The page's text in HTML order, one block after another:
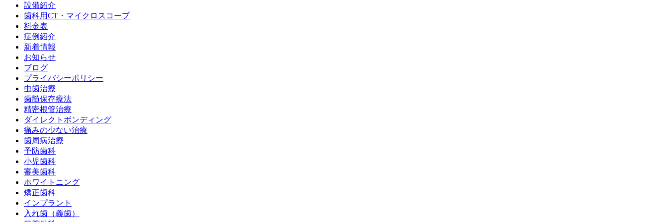
設備紹介
歯科用CT・マイクロスコープ
料金表
症例紹介
新着情報
お知らせ
ブログ
プライバシーポリシー
虫歯治療
歯髄保存療法
精密根管治療
ダイレクトボンディング
痛みの少ない治療
歯周病治療
予防歯科
小児歯科
審美歯科
ホワイトニング
矯正歯科
インプラント
入れ歯（義歯）